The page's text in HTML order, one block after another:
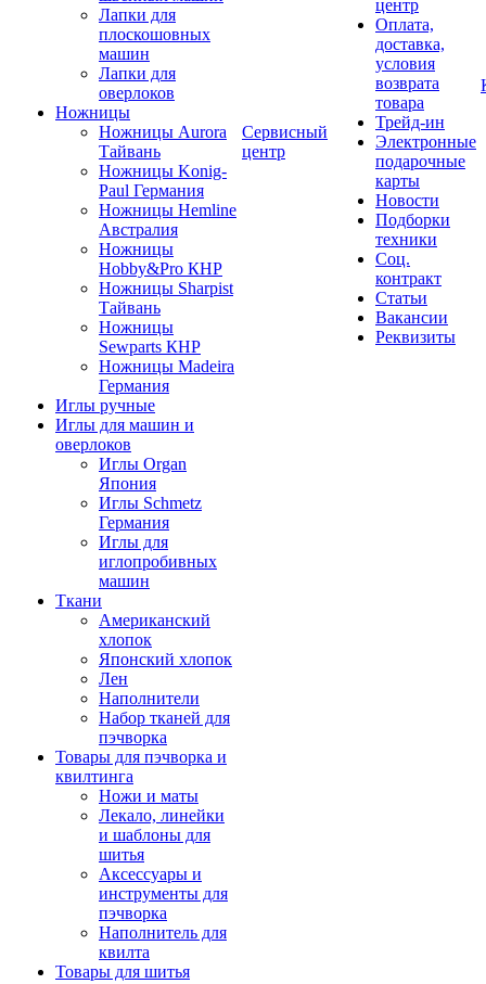
Лапки для
плоскошовных
машин
Лапки для
оверлоков
Ножницы
Ножницы Aurora
Тайвань
Ножницы Konig-
Paul Германия
Ножницы Hemline
Австралия
Ножницы
Hobby&Pro КНР
Ножницы Sharpist
Тайвань
Ножницы
Sewparts КНР
Ножницы Madeira
Германия
Иглы ручные
Иглы для машин и
оверлоков
Иглы Organ
Япония
Иглы Schmetz
Германия
Иглы для
иглопробивных
машин
Ткани
Американский
хлопок
Японский хлопок
Лен
Наполнители
Набор тканей для
пэчворка
Товары для пэчворка и
квилтинга
Ножи и маты
Лекало, линейки
и шаблоны для
шитья
Аксессуары и
инструменты для
пэчворка
Наполнитель для
квилта
Товары для шитья
Сервисный
центр
центр
Оплата,
доставка,
условия
возврата
товара
Трейд-ин
Электронные
подарочные
карты
Новости
Подборки
техники
Соц.
контракт
Статьи
Вакансии
Реквизиты